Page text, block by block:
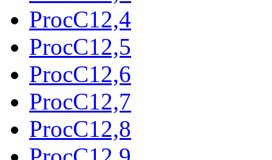
ProcC12,4
ProcC12,5
ProcC12,6
ProcC12,7
ProcC12,8